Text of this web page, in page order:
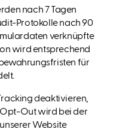
nach 7 Tagen
Protokolle nach 90
verknüpfte
wird entsprechend
für
deaktivieren,
Opt-Out wird bei der
Website